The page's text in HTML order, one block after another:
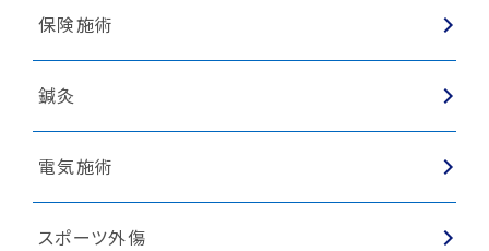
保険施術
鍼灸
電気施術
スポーツ外傷